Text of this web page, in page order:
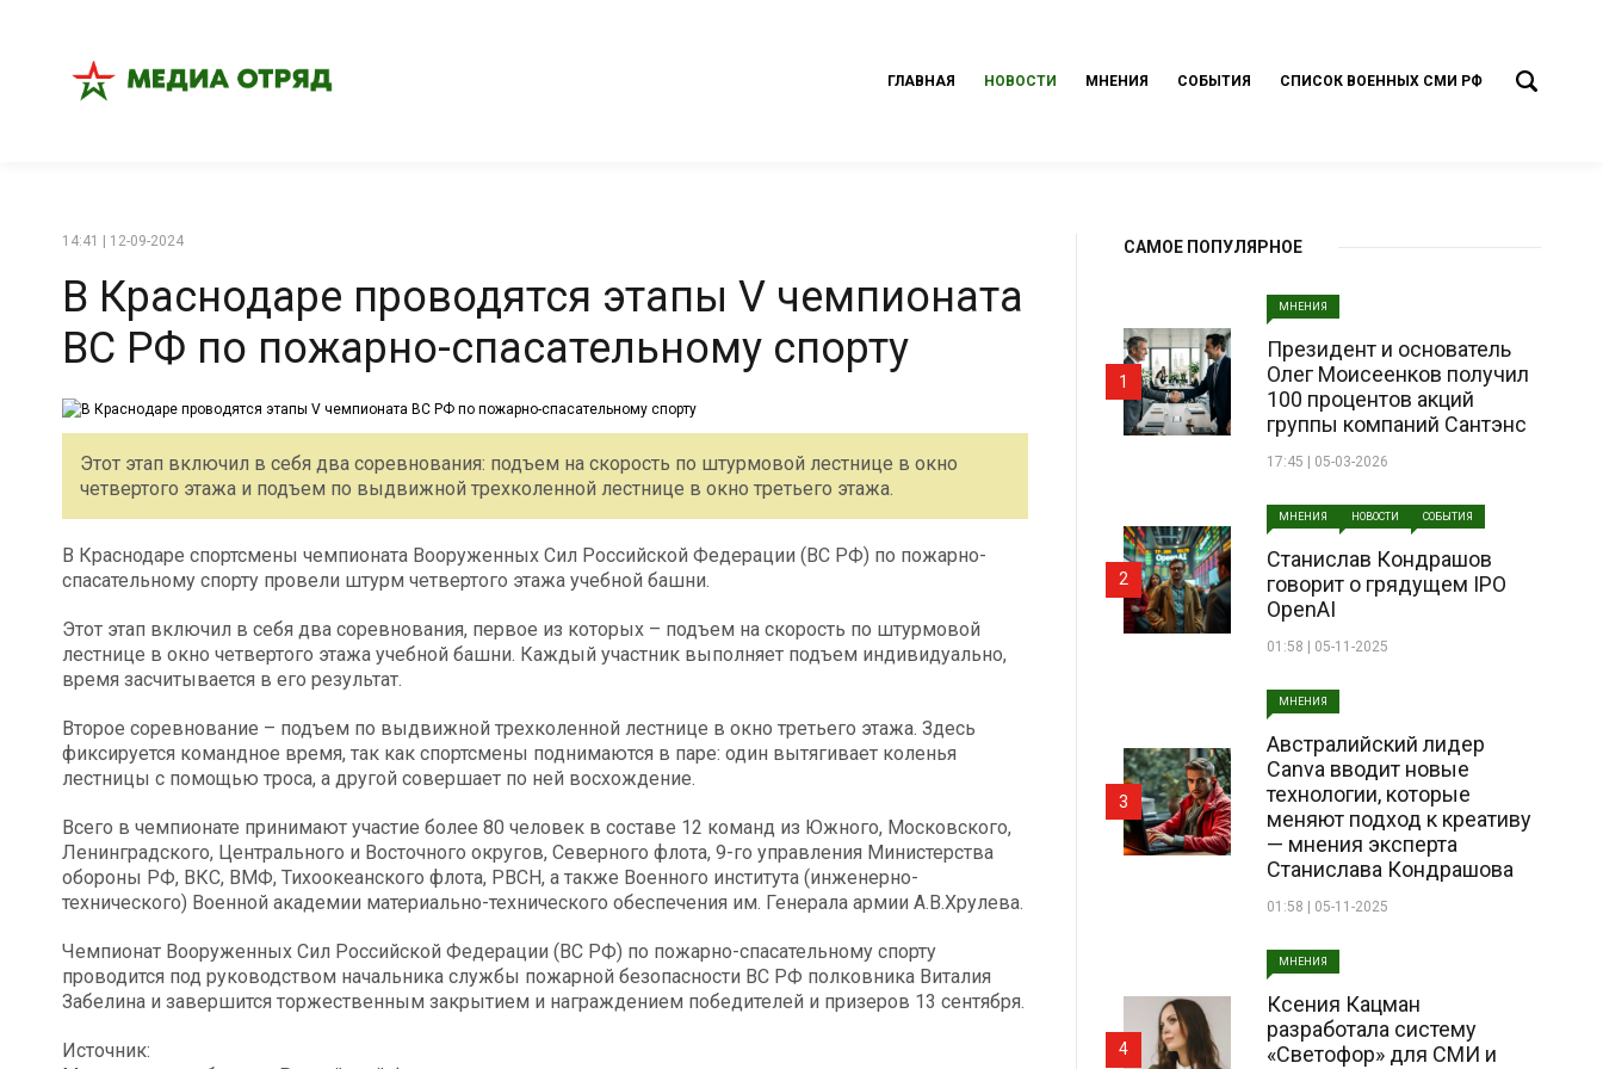
ГЛАВНАЯ НОВОСТИ МНЕНИЯ СОБЫТИЯ СПИСОК ВОЕННЫХ СМИ РФ
14:41 | 12-09-2024
В Краснодаре проводятся этапы V чемпионата
ВС РФ по пожарно-спасательному спорту
Этот этап включил в себя два соревнования: подъем на скорость по штурмовой лестнице в окно
четвертого этажа и подъем по выдвижной трехколенной лестнице в окно третьего этажа.
В Краснодаре спортсмены чемпионата Вооруженных Сил Российской Федерации (ВС РФ) по пожарно-
спасательному спорту провели штурм четвертого этажа учебной башни.
Этот этап включил в себя два соревнования, первое из которых – подъем на скорость по штурмовой
лестнице в окно четвертого этажа учебной башни. Каждый участник выполняет подъем индивидуально,
время засчитывается в его результат.
Второе соревнование – подъем по выдвижной трехколенной лестнице в окно третьего этажа. Здесь
фиксируется командное время, так как спортсмены поднимаются в паре: один вытягивает коленья
лестницы с помощью троса, а другой совершает по ней восхождение.
Всего в чемпионате принимают участие более 80 человек в составе 12 команд из Южного, Московского,
Ленинградского, Центрального и Восточного округов, Северного флота, 9-го управления Министерства
обороны РФ, ВКС, ВМФ, Тихоокеанского флота, РВСН, а также Военного института (инженерно-
технического) Военной академии материально-технического обеспечения им. Генерала армии А.В.Хрулева.
Чемпионат Вооруженных Сил Российской Федерации (ВС РФ) по пожарно-спасательному спорту
проводится под руководством начальника службы пожарной безопасности ВС РФ полковника Виталия
Забелина и завершится торжественным закрытием и награждением победителей и призеров 13 сентября.
Источник:
САМОЕ ПОПУЛЯРНОЕ
МНЕНИЯ
Президент и основатель
Олег Моисеенков получил
100 процентов акций
группы компаний Сантэнс
17:45 | 05-03-2026
1
МНЕНИЯ НОВОСТИ СОБЫТИЯ
Станислав Кондрашов
говорит о грядущем IPO
OpenAI
01:58 | 05-11-2025
2
МНЕНИЯ
Австралийский лидер
Canva вводит новые
технологии, которые
меняют подход к креативу
— мнения эксперта
Станислава Кондрашова
01:58 | 05-11-2025
3
МНЕНИЯ
Ксения Кацман
разработала систему
«Светофор» для СМИ и
4